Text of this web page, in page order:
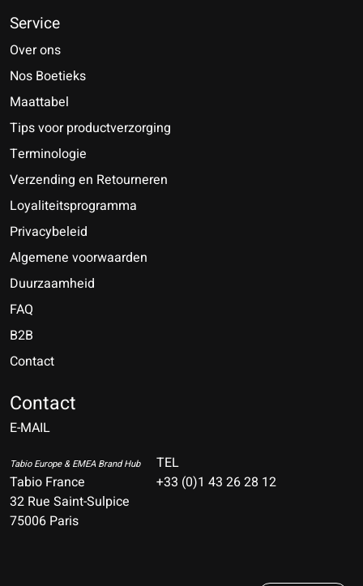
Service
Over ons
Nos Boetieks
Maattabel
Tips voor productverzorging
Terminologie
Verzending en Retourneren
Loyaliteitsprogramma
Privacybeleid
Algemene voorwaarden
Duurzaamheid
FAQ
B2B
Contact
Contact
E-MAIL
Tabio Europe & EMEA Brand Hub
Tabio France
32 Rue Saint-Sulpice
75006 Paris
TEL
+33 (0)1 43 26 28 12